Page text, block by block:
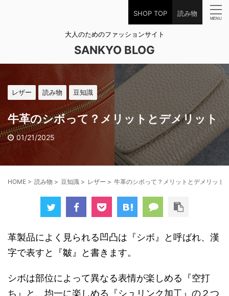
SHOP TOP 読み物
大人のためのファッションサイト
SANKYO BLOG
レザー 読み物 豆知識
牛革のシボって？メリットとデメリット
01/21/2025
HOME > 読み物 > 豆知識 > レザー > 牛革のシボって？メリットとデメリット
革製品によく見られる凹凸は『シボ』と呼ばれ、漢
字で表すと『皺』と書きます。
シボは部位によって異なる表情が楽しめる『空打
ち』と、均一に楽しめる『シュリンク加工』の２つ